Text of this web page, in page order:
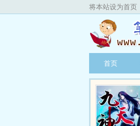
将本站设为首页
首页